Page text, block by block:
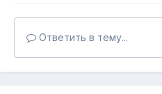
Ответить в тему...